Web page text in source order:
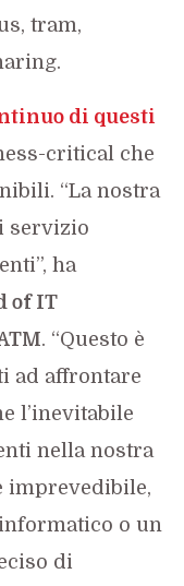
tram,
di questi
critical che
“La nostra
servizio
ha
of IT
. “Questo è
ad affrontare
l’inevitabile
nella nostra
imprevedibile,
o un
di